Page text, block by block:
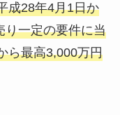
成28年4月1日か
り一定の要件に当
ら最高3,000万円